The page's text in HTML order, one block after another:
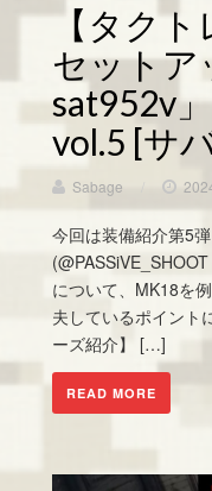
【タクト
セットア
sat952v
vol.5 [サ
Sabage
今回は装備紹介第5
について、MK18を
夫しているポイント
ーズ紹介】 […]
READ MORE